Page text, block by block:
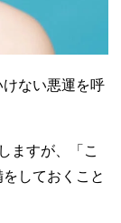
ない悪運を呼
ますが、「こ
しておくこと